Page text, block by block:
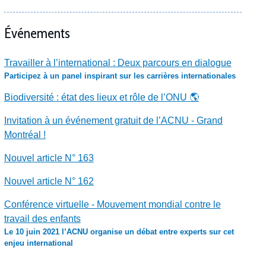
Événements
Travailler à l’international : Deux parcours en dialogue
Participez à un panel inspirant sur les carrières internationales
Biodiversité : état des lieux et rôle de l’ONU 🌎
Invitation à un événement gratuit de l’ACNU - Grand
Montréal !
Nouvel article N° 163
Nouvel article N° 162
Conférence virtuelle - Mouvement mondial contre le
travail des enfants
Le 10 juin 2021 l’ACNU organise un débat entre experts sur cet
enjeu international